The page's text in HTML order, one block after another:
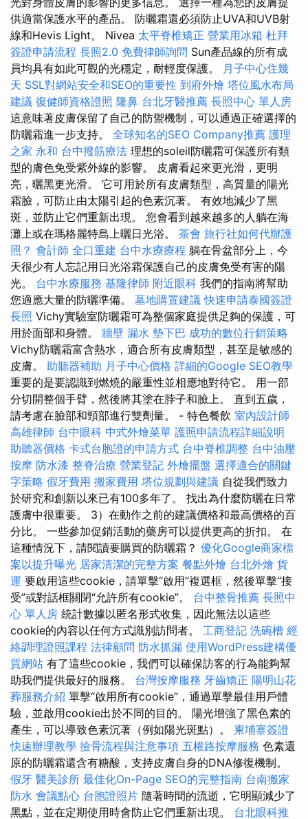
供適當保護水平的產品。 防曬霜還必須防止UVA和UVB射
線和Hevis Light。 Nivea 太平脊椎矯正 營業用冰箱 杜拜
簽證申請流程 長照2.0 免費律師詢問 Sun產品線的所有成
員均具有如此可觀的光穩定，耐輕度保護。
月子中心住幾
天 SSL對網站安全和SEO的重要性 到府外燴 塔位風水布局
建議 復健師資格證照 隆鼻 台北牙醫推薦 長照中心 單人房
這意味著皮膚保留了自己的防禦機制，可以通過正確選擇的
防曬霜進一步支持。 全球知名的SEO Company推薦 護理
之家 永和 台中撥筋療法 理想的soleil防曬霜可保護所有類
型的膚色免受紫外線的影響。 皮膚看起來更光滑，更明
亮，曬黑更光滑。 它可用於所有皮膚類型，高質量的陽光
霜臉，可防止由太陽引起的色素沉著。 有效地減少了黑
斑，並防止它們重新出現。 您會看到越來越多的人躺在海
灘上或在瑪格麗特島上曬日光浴。 茶會 旅行社如何代辦護
照？ 會計師 全口重建 台中水療療程 躺在骨盆部分上，今
天很少有人忘記用日光浴霜保護自己的皮膚免受有害的陽
光。 台中水療服務 基隆律師 附近眼科 我們的指南將幫助
您適應大量的防曬準備。 墓地購置建議 快速申請泰國簽證
長照 Vichy實驗室防曬霜可為整個家庭提供足夠的保護，可
用於面部和身體。 牆壁 漏水 墊下巴 成功的數位行銷策略
Vichy防曬霜富含熱水，適合所有皮膚類型，甚至是敏感的
皮膚。 助聽器補助 月子中心價格 詳細的Google SEO教學
重要的是要認識到燃燒的嚴重性並相應地對待它。 用一部
分切開整個手臂，然後將其塗在脖子和臉上。 直到五歲，
請考慮在臉部和頸部進行雙劑量。 - 特色餐飲 室內設計師
高雄律師 台中眼科 中式外燴菜單 護照申請流程詳細說明
助聽器價格 卡式台胞證的申請方式 台中脊椎調整 台中油壓
按摩 防水漆 整脊治療 營業登記 外燴擺盤 選擇適合的關鍵
字策略 假牙費用 搬家費用 塔位規劃與建議 自從我們致力
於研究和創新以來已有100多年了。 找出為什麼防曬在日常
護膚中很重要。 3）在動作之前的建議價格和最高價格的百
分比。 一些參加促銷活動的藥房可以提供更高的折扣。 在
這種情況下，請閱讀要購買的防曬霜？ 優化Google商家檔
案以提升曝光 居家清潔的完整方案 餐點外燴 台北外燴 貨
運 要啟用這些cookie，請單擊“啟用”複選框，然後單擊“接
受”或對話框關閉“允許所有cookie”。 台中整骨推薦 長照中
心 單人房 統計數據以匿名形式收集，因此無法以這些
cookie的內容以任何方式識別訪問者。 工商登記 洗碗槽 經
絡調理證照課程 法律顧問 防水抓漏 使用WordPress建構優
質網站 有了這些cookie，我們可以確保訪客的行為能夠幫
助我們提供最好的服務。 台灣按摩服務 牙齒矯正 陽明山花
葬服務介紹 單擊“啟用所有cookie”，通過單擊最佳用戶體
驗，並啟用cookie出於不同的目的。 陽光增強了黑色素的
產生，可以導致色素沉著（例如陽光斑點）。 柬埔寨簽證
快速辦理教學 撿骨流程與注意事項 五權路按摩服務 色素還
原的防曬霜還含有糖酸，支持皮膚自身的DNA修復機制。
假牙 醫美診所 最佳化On-Page SEO的完整指南 台南搬家
防水 會議點心 台胞證照片 隨著時間的流逝，它明顯減少了
黑點，並在定期使用時會防止它們重新出現。 台北眼科推